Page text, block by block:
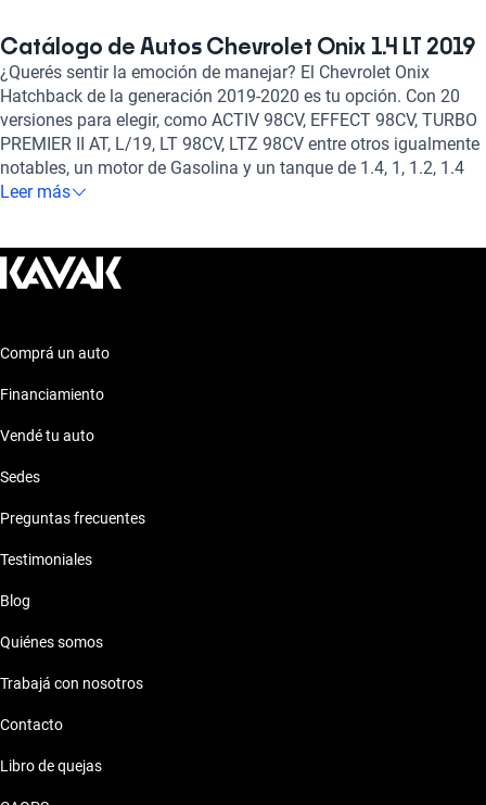
Catálogo de Autos Chevrolet Onix 1.4 LT 2019
¿Querés sentir la emoción de manejar? El Chevrolet Onix
Hatchback de la generación 2019-2020 es tu opción. Con 20
versiones para elegir, como ACTIV 98CV, EFFECT 98CV, TURBO
PREMIER II AT, L/19, LT 98CV, LTZ 98CV entre otros igualmente
notables, un motor de Gasolina y un tanque de 1.4, 1, 1.2, 1.4
litros de capacidad, y transmisión Manual, Automático te
Leer más
Comprá un auto
Financiamiento
Vendé tu auto
Sedes
Preguntas frecuentes
Testimoniales
Blog
Quiénes somos
Trabajá con nosotros
Contacto
Libro de quejas